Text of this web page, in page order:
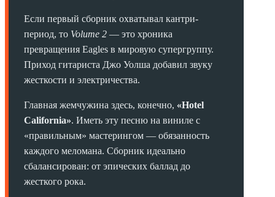
Если первый сборник охватывал кантри-
период, то Volume 2 — это хроника
превращения Eagles в мировую супергруппу.
Приход гитариста Джо Уолша добавил звуку
жесткости и электричества.
Главная жемчужина здесь, конечно, «Hotel
California». Иметь эту песню на виниле с
«правильным» мастерингом — обязанность
каждого меломана. Сборник идеально
сбалансирован: от эпических баллад до
жесткого рока.